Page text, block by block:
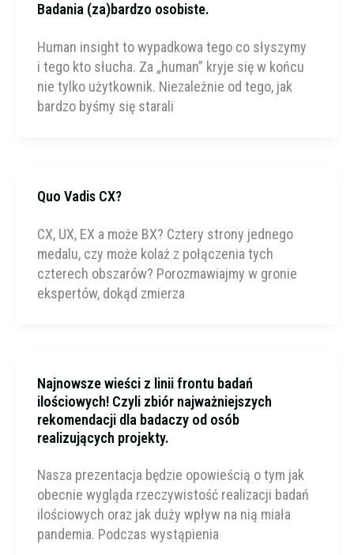
Badania (za)bardzo osobiste.
Human insight to wypadkowa tego co słyszymy
i tego kto słucha. Za „human” kryje się w końcu
nie tylko użytkownik. Niezależnie od tego, jak
bardzo byśmy się starali
Quo Vadis CX?
CX, UX, EX a może BX? Cztery strony jednego
medalu, czy może kolaż z połączenia tych
czterech obszarów? Porozmawiajmy w gronie
ekspertów, dokąd zmierza
Najnowsze wieści z linii frontu badań
ilościowych! Czyli zbiór najważniejszych
rekomendacji dla badaczy od osób
realizujących projekty.
Nasza prezentacja będzie opowieścią o tym jak
obecnie wygląda rzeczywistość realizacji badań
ilościowych oraz jak duży wpływ na nią miała
pandemia. Podczas wystąpienia